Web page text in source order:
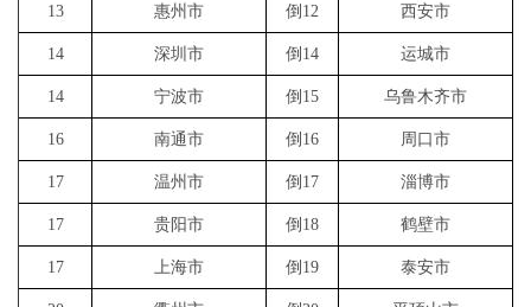
9 百色市
南盘江，难滩河，百南河，下雷河
驮娘江，澄碧
10 金昌市
11 武威市 庄浪河，黄羊河
12
治州
江，酉水，马
14 肇庆市 天溪，西江，贺
13 惠州市 倒12 西安市
14 深圳市 倒14 运城市
14 宁波市 倒15 乌鲁木齐市
16 南通市 倒16 周口市
17 温州市 倒17 淄博市
17 贵阳市 倒18 鹤壁市
17 上海市 倒19 泰安市